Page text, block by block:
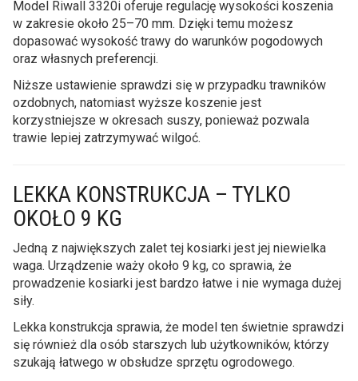
Model Riwall 3320i oferuje regulację wysokości koszenia
w zakresie około 25–70 mm. Dzięki temu możesz
dopasować wysokość trawy do warunków pogodowych
oraz własnych preferencji.
Niższe ustawienie sprawdzi się w przypadku trawników
ozdobnych, natomiast wyższe koszenie jest
korzystniejsze w okresach suszy, ponieważ pozwala
trawie lepiej zatrzymywać wilgoć.
LEKKA KONSTRUKCJA – TYLKO
OKOŁO 9 KG
Jedną z największych zalet tej kosiarki jest jej niewielka
waga. Urządzenie waży około 9 kg, co sprawia, że
prowadzenie kosiarki jest bardzo łatwe i nie wymaga dużej
siły.
Lekka konstrukcja sprawia, że model ten świetnie sprawdzi
się również dla osób starszych lub użytkowników, którzy
szukają łatwego w obsłudze sprzętu ogrodowego.